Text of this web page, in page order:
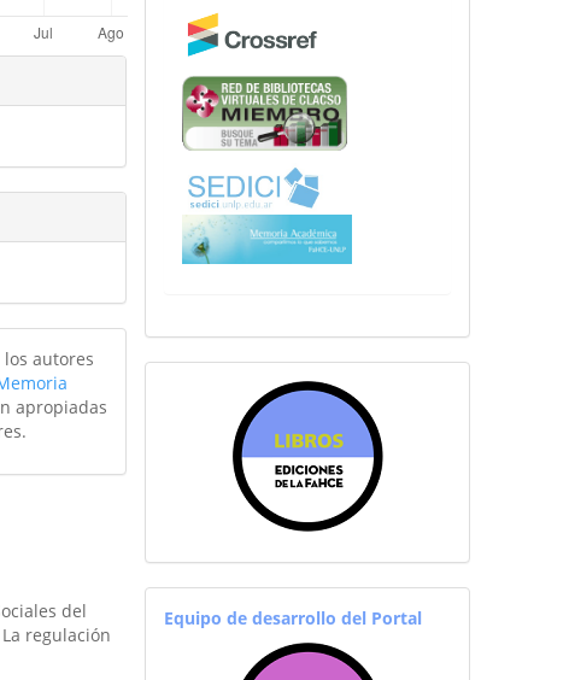
autores
apropiadas
del
regulación
equiporevistas
Equipo de desarrollo del Portal